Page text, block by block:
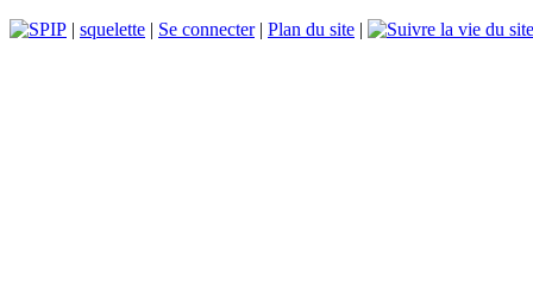
| squelette | Se connecter| Plan du site |